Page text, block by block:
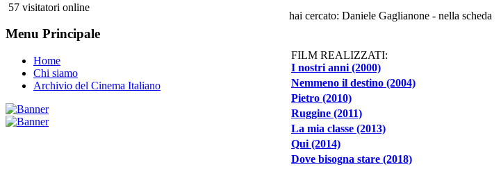
57 visitatori online
Menu Principale
Home
Chi siamo
Archivio del Cinema Italiano
hai cercato: Daniele Gaglianone - nella scheda
FILM REALIZZATI:
I nostri anni (2000)
Nemmeno il destino (2004)
Pietro (2010)
Ruggine (2011)
La mia classe (2013)
Qui (2014)
Dove bisogna stare (2018)